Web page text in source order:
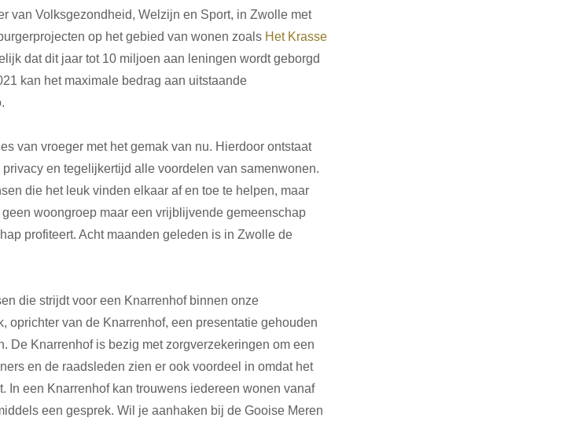
van Volksgezondheid, Welzijn en Sport, in Zwolle met
op het gebied van wonen zoals Het Krasse
dat dit jaar tot 10 miljoen aan leningen wordt geborgd
kan het maximale bedrag aan uitstaande
van vroeger met het gemak van nu. Hierdoor ontstaat
en tegelijkertijd alle voordelen van samenwonen.
die het leuk vinden elkaar af en toe te helpen, maar
woongroep maar een vrijblijvende gemeenschap
profiteert. Acht maanden geleden is in Zwolle de
die strijdt voor een Knarrenhof binnen onze
oprichter van de Knarrenhof, een presentatie gehouden
De Knarrenhof is bezig met zorgverzekeringen om een
en de raadsleden zien er ook voordeel in omdat het
In een Knarrenhof kan trouwens iedereen wonen vanaf
een gesprek. Wil je aanhaken bij de Gooise Meren